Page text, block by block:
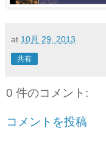
at 10月 29, 2013
共有
0 件のコメント:
コメントを投稿